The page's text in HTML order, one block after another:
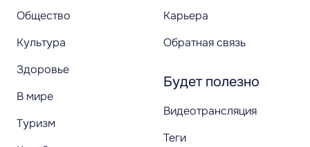
Общество
Культура
Здоровье
В мире
Туризм
Карьера
Обратная связь
Будет полезно
Видеотрансляция
Теги